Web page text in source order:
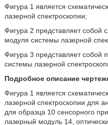
Фигура 1 является
лазерной спектроскопии;
Фигура 2 представляет собой
модуля системы лазерной
Фигура 3 представляет собой
системы лазерной
Подробное описание
Фигура 1 является
лазерной спектроскопии для
для образца 10 сенсорного
лазерный модуль 14,